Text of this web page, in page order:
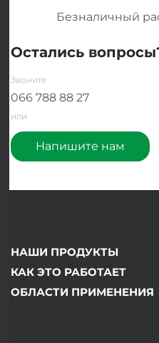
Безналичный
Остались
Звоните
066 788 88 27
или
Напишите нам
НАШИ ПРОДУКТЫ
КАК ЭТО РАБОТАЕТ
ОБЛАСТИ ПРИМЕНЕНИЯ